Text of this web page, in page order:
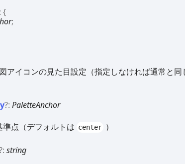
{
;
アイコンの見た目設定（指定しなければ通常と同
?:PaletteAnchor
点（デフォルトは center ）
string